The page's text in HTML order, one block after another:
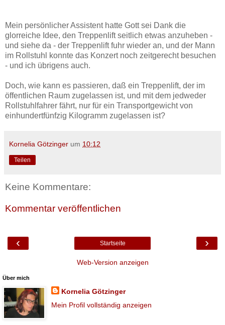
Mein persönlicher Assistent hatte Gott sei Dank die
glorreiche Idee, den Treppenlift seitlich etwas anzuheben -
und siehe da - der Treppenlift fuhr wieder an, und der Mann
im Rollstuhl konnte das Konzert noch zeitgerecht besuchen
- und ich übrigens auch.
Doch, wie kann es passieren, daß ein Treppenlift, der im
öffentlichen Raum zugelassen ist, und mit dem jedweder
Rollstuhlfahrer fährt, nur für ein Transportgewicht von
einhundertfünfzig Kilogramm zugelassen ist?
Kornelia Götzinger um 10:12
Teilen
Keine Kommentare:
Kommentar veröffentlichen
‹ ›
Startseite
Web-Version anzeigen
Über mich
Kornelia Götzinger
Mein Profil vollständig anzeigen